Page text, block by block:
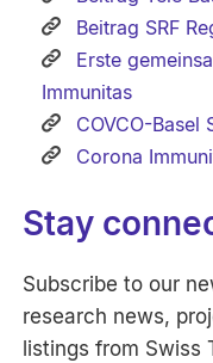
Beitrag SRF
Erste
Immunitas
COVCO-Basel
Corona
Stay
Subscribe to our
research news,
listings from Swiss